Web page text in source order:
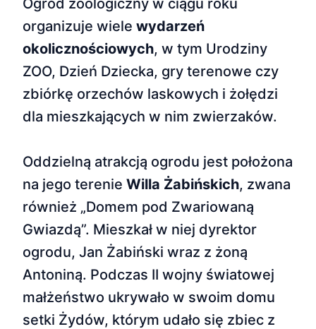
Ogród zoologiczny w ciągu roku
organizuje wiele wydarzeń
okolicznościowych, w tym Urodziny
ZOO, Dzień Dziecka, gry terenowe czy
zbiórkę orzechów laskowych i żołędzi
dla mieszkających w nim zwierzaków.
Oddzielną atrakcją ogrodu jest położona
na jego terenie Willa Żabińskich, zwana
również „Domem pod Zwariowaną
Gwiazdą”. Mieszkał w niej dyrektor
ogrodu, Jan Żabiński wraz z żoną
Antoniną. Podczas II wojny światowej
małżeństwo ukrywało w swoim domu
setki Żydów, którym udało się zbiec z